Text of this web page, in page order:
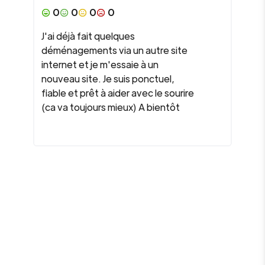
0
0 0
0
J'ai déjà fait quelques
déménagements via un autre site
internet et je m'essaie à un
nouveau site. Je suis ponctuel,
fiable et prêt à aider avec le sourire
(ca va toujours mieux) A bientôt